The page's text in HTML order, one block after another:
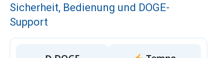
Sicherheit, Bedienung und DOGE-
Support